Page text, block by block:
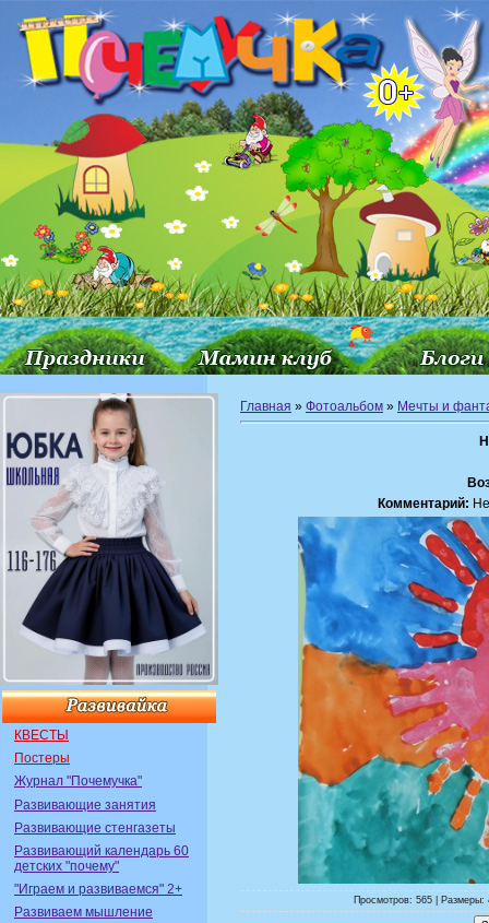
КВЕСТЫ
Постеры
Журнал "Почемучка"
Развивающие занятия
Развивающие стенгазеты
Развивающий календарь 60
детских "почему"
"Играем и развиваемся" 2+
Развиваем мышление
Главная » Фотоальбом » Мечты и
Комментарий:
Просмотров: 565 |